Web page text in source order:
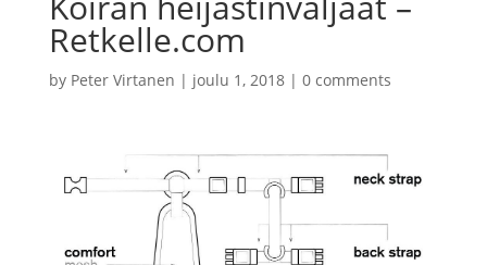
Retkelle.com
by Peter Virtanen | joulu 1, 2018| 0 comments